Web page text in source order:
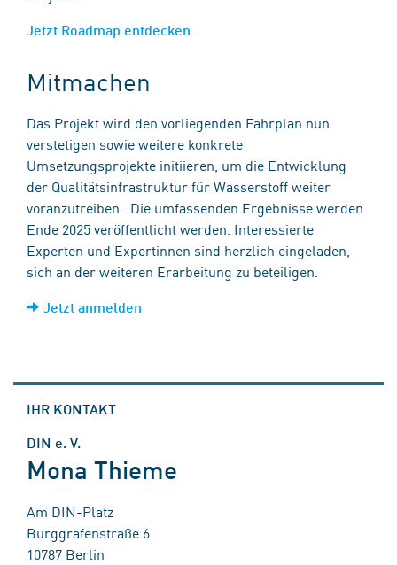
Jetzt Roadmap entdecken
Mitmachen
Das Projekt wird den vorliegenden Fahrplan nun
verstetigen sowie weitere konkrete
Umsetzungsprojekte initiieren, um die Entwicklung
der Qualitätsinfrastruktur für Wasserstoff weiter
voranzutreiben. Die umfassenden Ergebnisse werden
Ende 2025 veröffentlicht werden. Interessierte
Experten und Expertinnen sind herzlich eingeladen,
sich an der weiteren Erarbeitung zu beteiligen.
Jetzt anmelden
IHR KONTAKT
DIN e. V.
Mona Thieme
Am DIN-Platz
Burggrafenstraße 6
10787 Berlin